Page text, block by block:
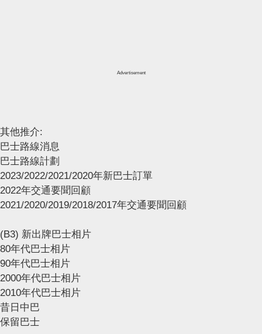
Advertisement
其他推介:
巴士路線消息
巴士路線計劃
2023/2022/2021/2020年新巴士訂單
2022年交通要聞回顧
2021/2020/2019/2018/2017年交通要聞回顧
(B3) 新出牌巴士相片
80年代巴士相片
90年代巴士相片
2000年代巴士相片
2010年代巴士相片
昔日中巴
保留巴士